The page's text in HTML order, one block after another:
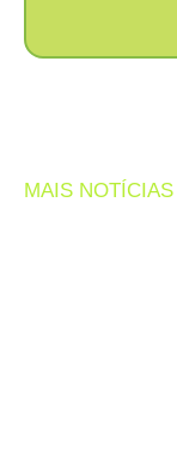
MAIS NOTÍCIAS